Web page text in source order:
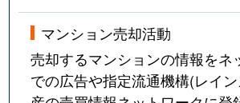
マンション売却活動
売却するマンションの情報をネ
での広告や指定流通機構(レイ